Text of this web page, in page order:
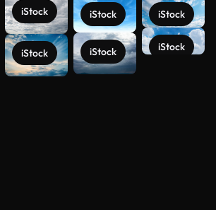
iStock
iStock
iStock
iStock
iStock
iStock